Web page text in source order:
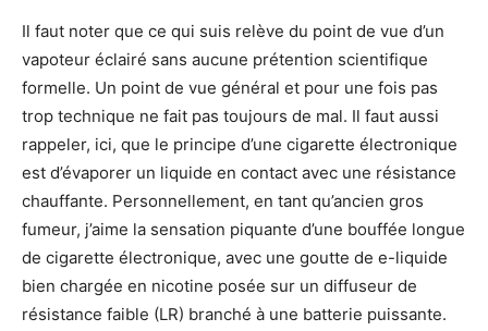
Il faut noter que ce qui suis relève du point de vue d’un
vapoteur éclairé sans aucune prétention scientifique
formelle. Un point de vue général et pour une fois pas
trop technique ne fait pas toujours de mal. Il faut aussi
rappeler, ici, que le principe d’une cigarette électronique
est d’évaporer un liquide en contact avec une résistance
chauffante. Personnellement, en tant qu’ancien gros
fumeur, j’aime la sensation piquante d’une bouffée longue
de cigarette électronique, avec une goutte de e-liquide
bien chargée en nicotine posée sur un diffuseur de
résistance faible (LR) branché à une batterie puissante.